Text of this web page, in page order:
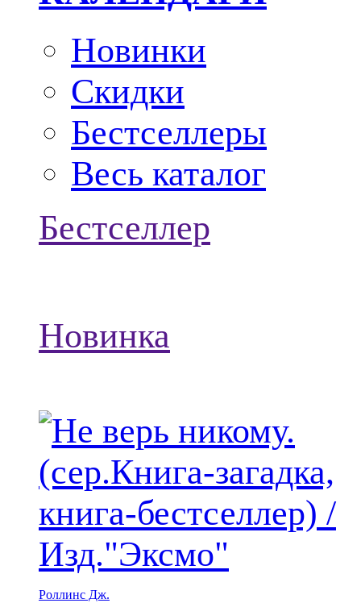
Новинки
Скидки
Бестселлеры
Весь каталог
Бестселлер
Новинка
Роллинс Дж.